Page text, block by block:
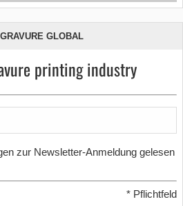
GLOBAL
printing industry
zur Newsletter-Anmeldung gelesen
* Pflichtfeld